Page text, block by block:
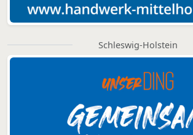
Schleswig-Holstein